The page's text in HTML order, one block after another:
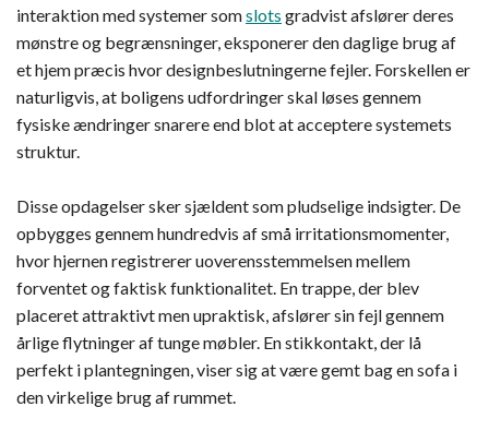
interaktion med systemer somslots gradvist afslører deres
mønstre og begrænsninger, eksponerer den daglige brug af
et hjem præcis hvor designbeslutningerne fejler. Forskellen er
naturligvis, at boligens udfordringer skal løses gennem
fysiske ændringer snarere end blot at acceptere systemets
struktur.
Disse opdagelser sker sjældent som pludselige indsigter. De
opbygges gennem hundredvis af små irritationsmomenter,
hvor hjernen registrerer uoverensstemmelsen mellem
forventet og faktisk funktionalitet. En trappe, der blev
placeret attraktivt men upraktisk, afslører sin fejl gennem
årlige flytninger af tunge møbler. En stikkontakt, der lå
perfekt i plantegningen, viser sig at være gemt bag en sofa i
den virkelige brug af rummet.